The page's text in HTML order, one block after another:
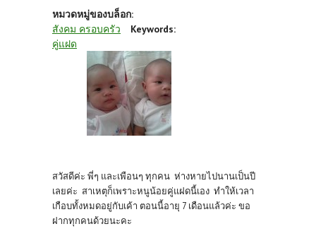
หมวดหมู่ของบล็อก:
สังคม ครอบครัว
Keywords:
คู่แฝด
สวัสดีค่ะ พี่ๆ และเพือนๆ ทุกคน ห่างหายไปนานเป็นปี
เลยค่ะ สาเหตุก็เพราะหนูน้อยคู่แฝดนี้เอง ทำให้เวลา
เกือบทั้งหมดอยู่กับเค้า ตอนนี้อายุ 7 เดือนแล้วค่ะ ขอ
ฝากทุกคนด้วยนะคะ